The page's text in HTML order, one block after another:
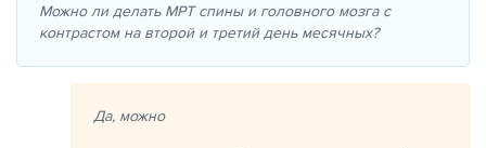
Можно ли делать МРТ спины и головного мозга с
контрастом на второй и третий день месячных?
Да, можно